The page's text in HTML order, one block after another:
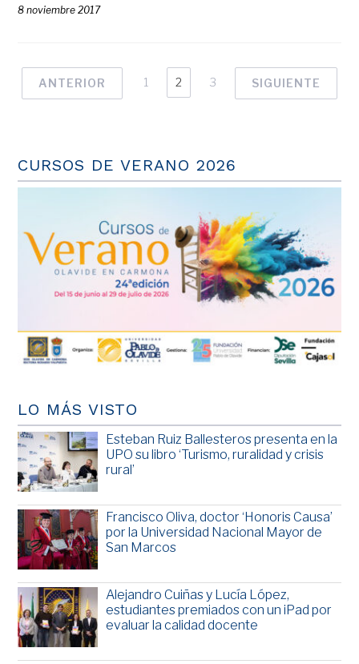
8 noviembre 2017
ANTERIOR 1 2 3 SIGUIENTE
CURSOS DE VERANO 2026
LO MÁS VISTO
Esteban Ruiz Ballesteros presenta en la
UPO su libro ‘Turismo, ruralidad y crisis
rural’
Francisco Oliva, doctor ‘Honoris Causa’
por la Universidad Nacional Mayor de
San Marcos
Alejandro Cuiñas y Lucía López,
estudiantes premiados con un iPad por
evaluar la calidad docente